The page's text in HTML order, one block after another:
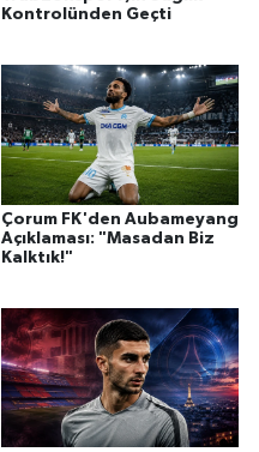
Kontrolünden Geçti
Çorum FK'den Aubameyang
Açıklaması: "Masadan Biz
Kalktık!"